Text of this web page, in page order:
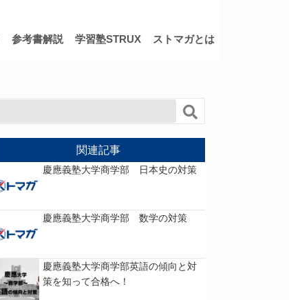
参考書解説 学習塾STRUX ストマガとは
関連記事
慶應義塾大学商学部 日本史の対策
慶應義塾大学商学部 数学の対策
慶應義塾大学商学部英語の傾向と対
策を知って合格へ！